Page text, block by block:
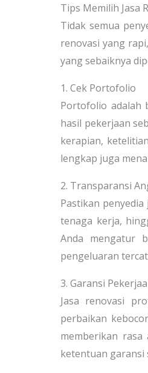
Tips Memilih Jasa
Tidak semua
renovasi yang
yang sebaiknya
1. Cek Portofolio
Portofolio adalah
hasil pekerjaan
kerapian,
lengkap juga
2. Transparansi
Pastikan
tenaga kerja,
Anda mengatur
pengeluaran
3. Garansi
Jasa renovasi
perbaikan
memberikan rasa
ketentuan garansi